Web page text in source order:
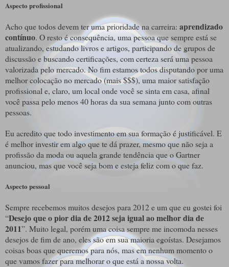
Aspecto profissional
Acho que todos devem ter uma prioridade na carreira: aprendizado
contínuo. O resto é consequência, uma pessoa que sempre está se
atualizando, estudando livros e artigos, participando de grupos de
discussão e buscando certificações, com certeza será uma pessoa
valorizada pelo mercado. No fim estamos todos disputando por uma
melhor colocação no mercado (mais $$$), uma maior satisfação
profissional e, claro, um local onde você se sinta em casa, afinal
você passa pelo menos 40 horas da sua semana junto com outras
pessoas.
Eu acredito que todo investimento em sua formação é justificável. E
é melhor investir em algo que te dá prazer, mesmo que não seja a
profissão da moda ou aquela grande tendência que o Gartner
anunciou, mas que você seja bom e esteja feliz com o que faz.
Aspecto pessoal
Sempre recebemos muitos desejos para 2012 e um que eu gostei foi
“Desejo que o pior dia de 2012 seja igual ao melhor dia de
2011”. Muito legal, porém uma coisa sempre me incomoda nesses
desejos de fim de ano, eles são em sua maioria egoístas. Desejamos
coisas boas que queremos para nós, mas em nenhum momento o
que vamos fazer para melhorar o que está a nossa volta.